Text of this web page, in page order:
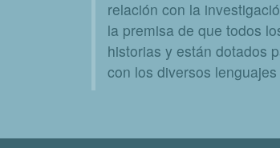
relación con la
la premisa de que todos
historias y están dotados
con los diversos